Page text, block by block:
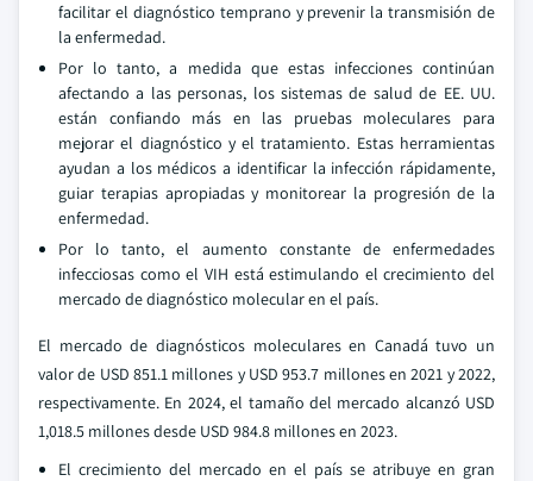
facilitar el diagnóstico temprano y prevenir la transmisión de
la enfermedad.
Por lo tanto, a medida que estas infecciones continúan
afectando a las personas, los sistemas de salud de EE. UU.
están confiando más en las pruebas moleculares para
mejorar el diagnóstico y el tratamiento. Estas herramientas
ayudan a los médicos a identificar la infección rápidamente,
guiar terapias apropiadas y monitorear la progresión de la
enfermedad.
Por lo tanto, el aumento constante de enfermedades
infecciosas como el VIH está estimulando el crecimiento del
mercado de diagnóstico molecular en el país.
El mercado de diagnósticos moleculares en Canadá tuvo un
valor de USD 851.1 millones y USD 953.7 millones en 2021 y 2022,
respectivamente. En 2024, el tamaño del mercado alcanzó USD
1,018.5 millones desde USD 984.8 millones en 2023.
El crecimiento del mercado en el país se atribuye en gran